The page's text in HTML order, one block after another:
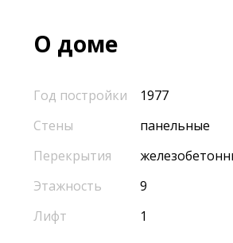
О доме
Год постройки
1977
Стены
панельные
Перекрытия
Этажность
9
Лифт
1